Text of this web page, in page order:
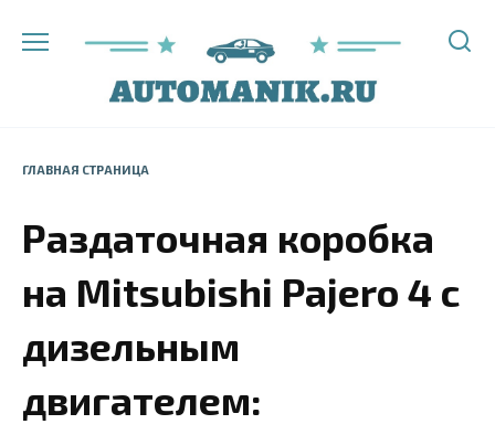
ГЛАВНАЯ СТРАНИЦА
Раздаточная коробка
на Mitsubishi Pajero 4 с
дизельным
двигателем: